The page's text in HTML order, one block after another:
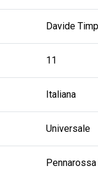
Davide
11
Italiana
Universale